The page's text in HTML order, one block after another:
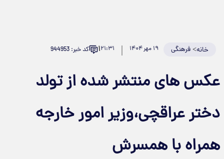
خانه>فرهنگی ۱۹ مهر ۱۴۰۴ ۲۱:۳۱۱ کد خبر: 944953
عکس های منتشر شده از تولد
دختر عراقچی،وزیر امور خارجه
همراه با همسرش